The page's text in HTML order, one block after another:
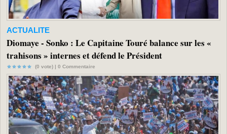
ACTUALITE
Diomaye - Sonko : Le Capitaine Touré balance sur les «
trahisons » internes et défend le Président
(0 vote) | 0 Commentaire